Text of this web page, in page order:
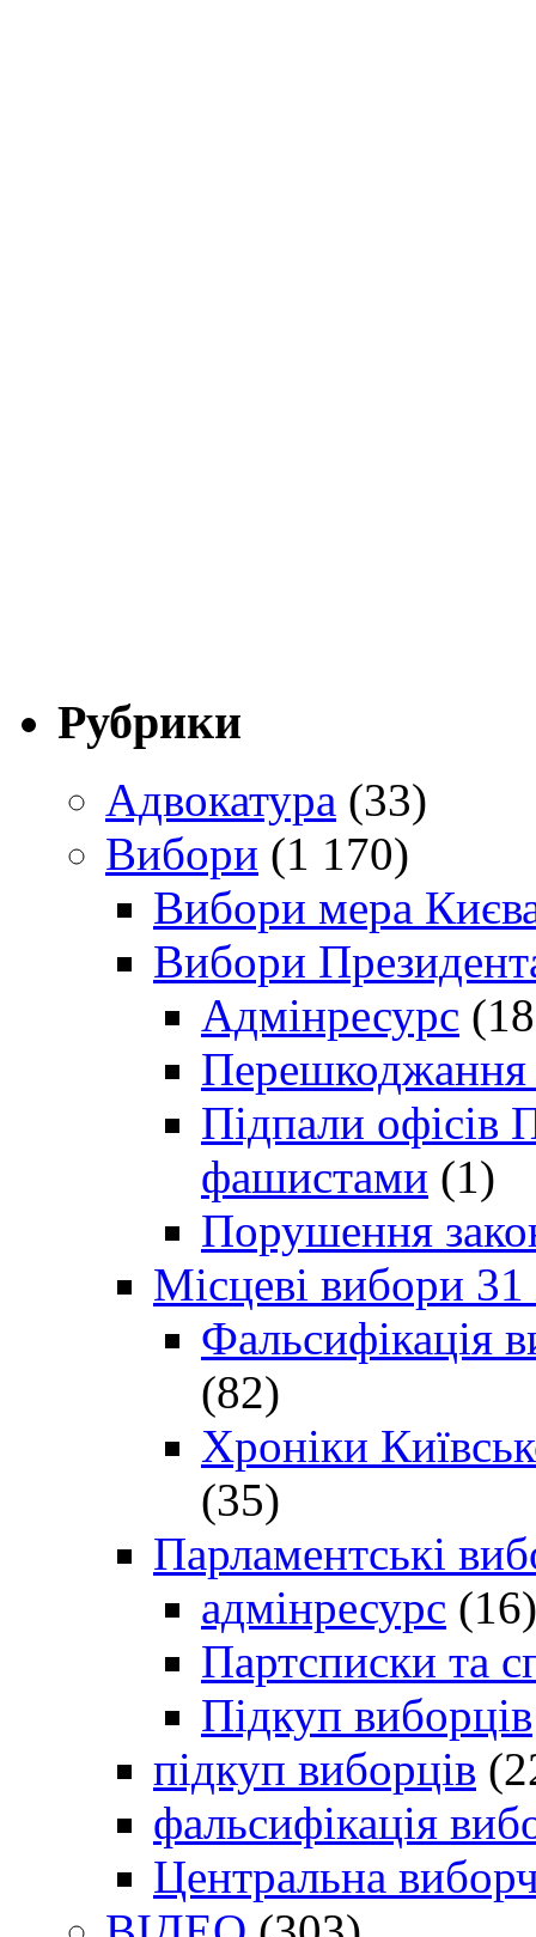
Рубрики
Адвокатура (33)
Вибори (1 170)
Вибори мера
Вибори
Адмінресурс
Перешкоджання
Підпали офісів
фашистами (1)
Порушення
Місцеві вибори
Фальсифікація
(82)
Хроніки
(35)
Парламентські
адмінресурс (16)
Партсписки та
Підкуп виборців
підкуп виборців
фальсифікація
Центральна